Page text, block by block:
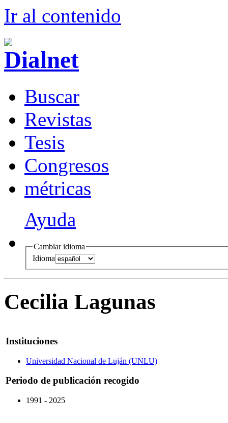
Ir al contenido
Buscar
Revistas
Tesis
Congresos
métricas
Ayuda
Cambiar idioma
Idioma
Cecilia Lagunas
Instituciones
Universidad Nacional de Luján (UNLU)
Periodo de publicación recogido
1991 - 2025